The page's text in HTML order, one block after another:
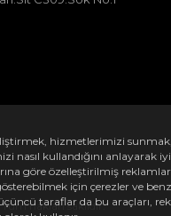
hakları saklıdır.
hizmetlerimizi sunmak,
nasıl kullandığını anlayarak
göre özelleştirilmiş
için çerezler ve
taraflar da bu araçları,